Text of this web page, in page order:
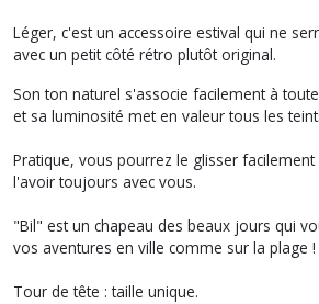
Léger, c'est un accessoire estival qui ne
avec un petit côté rétro plutôt original.
Son ton naturel s'associe facilement à
et sa luminosité met en valeur tous les
Pratique, vous pourrez le glisser
l'avoir toujours avec vous.
"Bil" est un chapeau des beaux jours qui
vos aventures en ville comme sur la plage !
Tour de tête : taille unique.